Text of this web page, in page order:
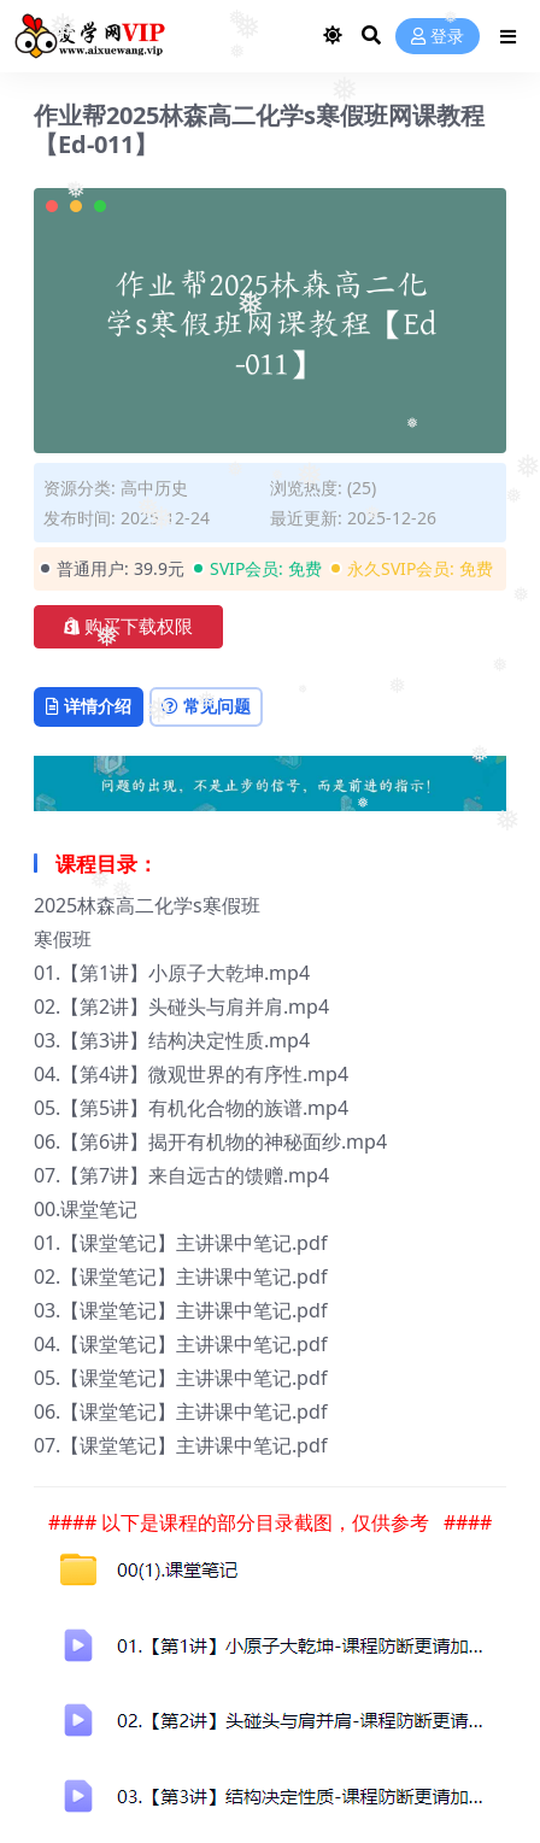
❅
❅
❅
❅
❅
❅
❅
❅
❅
❅
❅
❅
❅
❅ ❅
登录
作业帮2025林森高二化学s寒假班网课教程
【Ed-011】
资源分类: 高中历史
浏览热度: (25)
发布时间: 2025-12-24
最近更新: 2025-12-26
普通用户: 39.9元 SVIP会员: 免费 永久SVIP会员: 免费
购买下载权限
详情介绍 常见问题
课程目录：
2025林森高二化学s寒假班
寒假班
01.【第1讲】小原子大乾坤.mp4
02.【第2讲】头碰头与肩并肩.mp4
03.【第3讲】结构决定性质.mp4
04.【第4讲】微观世界的有序性.mp4
05.【第5讲】有机化合物的族谱.mp4
06.【第6讲】揭开有机物的神秘面纱.mp4
07.【第7讲】来自远古的馈赠.mp4
00.课堂笔记
01.【课堂笔记】主讲课中笔记.pdf
02.【课堂笔记】主讲课中笔记.pdf
03.【课堂笔记】主讲课中笔记.pdf
04.【课堂笔记】主讲课中笔记.pdf
05.【课堂笔记】主讲课中笔记.pdf
06.【课堂笔记】主讲课中笔记.pdf
07.【课堂笔记】主讲课中笔记.pdf
#### 以下是课程的部分目录截图，仅供参考 ####